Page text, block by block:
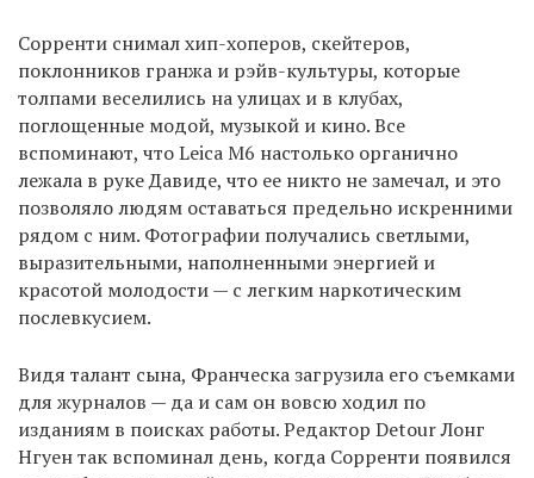
Сорренти снимал хип-хоперов, скейтеров,
поклонников гранжа и рэйв-культуры, которые
толпами веселились на улицах и в клубах,
поглощенные модой, музыкой и кино. Все
вспоминают, что Leica M6 настолько органично
лежала в руке Давиде, что ее никто не замечал, и это
позволяло людям оставаться предельно искренними
рядом с ним. Фотографии получались светлыми,
выразительными, наполненными энергией и
красотой молодости — с легким наркотическим
послевкусием.
Видя талант сына, Франческа загрузила его съемками
для журналов — да и сам он вовсю ходил по
изданиям в поисках работы. Редактор Detour Лонг
Нгуен так вспоминал день, когда Сорренти появился